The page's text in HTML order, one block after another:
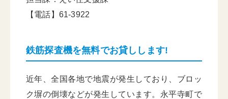
【電話】61-3922
鉄筋探査機を無料でお貸しします!
近年、全国各地で地震が発生しており、ブロッ
ク塀の倒壊などが発生しています。永平寺町で